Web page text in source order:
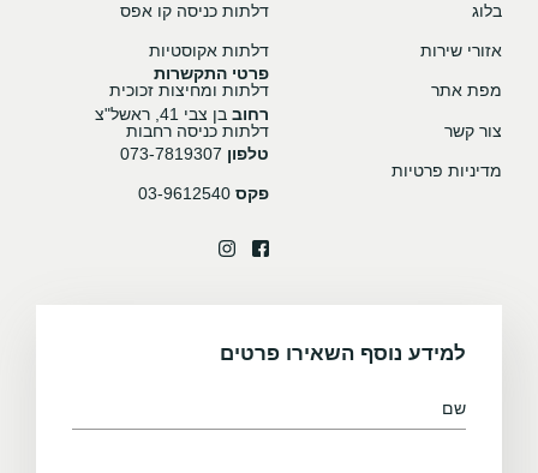
בלוג
אזורי שירות
מפת אתר
צור קשר
מדיניות פרטיות
דלתות כניסה קו אפס
דלתות אקוסטיות
דלתות ומחיצות זכוכית
דלתות כניסה רחבות
פרטי התקשרות
רחוב בן צבי 41, ראשל"צ
טלפון 073-7819307
פקס 03-9612540
למידע נוסף השאירו פרטים